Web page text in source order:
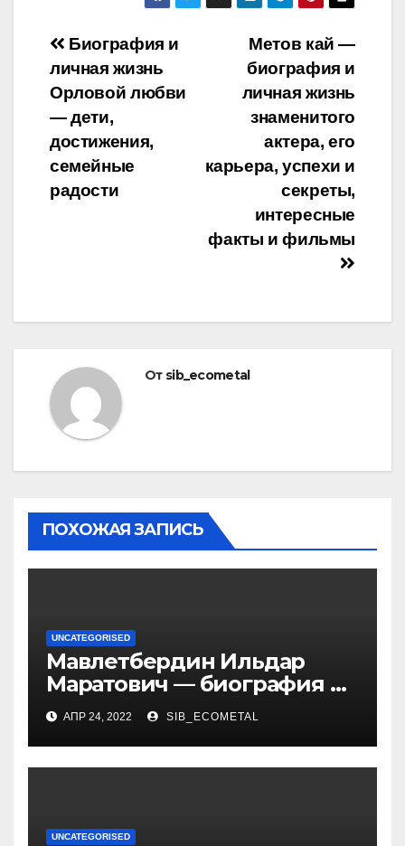
Навигация
по
записям
Метов кай —
биография и
личная жизнь
знаменитого
актера, его
карьера, успехи и
секреты,
интересные
факты и фильмы
Биография и
личная жизнь
Орловой любви
— дети,
достижения,
семейные
радости
От sib_ecometal
ПОХОЖАЯ ЗАПИСЬ
UNCATEGORISED
Мавлетбердин Ильдар
Маратович — биография и
достижения талантливого
российского политика и
бизнесмена
АПР 24, 2022 SIB_ECOMETAL
UNCATEGORISED